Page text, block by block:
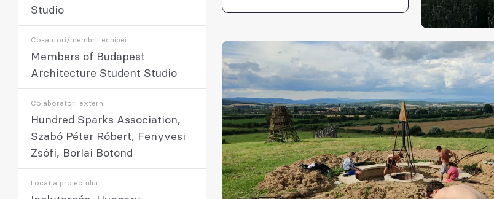
Studio
Co-autori/membrii echipei
Members of Budapest
Architecture Student Studio
Colaboratori externi
Hundred Sparks Association,
Szabó Péter Róbert, Fenyvesi
Zsófi, Borlai Botond
Locația proiectului